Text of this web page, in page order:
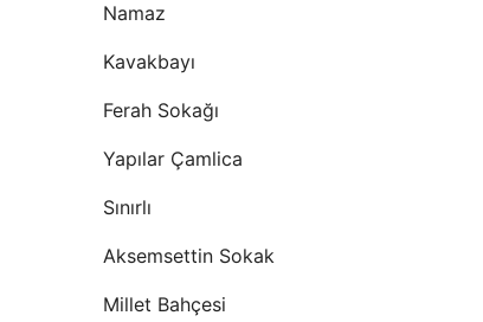
Namaz
Kavakbayı
Ferah Sokağı
Yapılar Çamlica
Sınırlı
Aksemsettin Sokak
Millet Bahçesi